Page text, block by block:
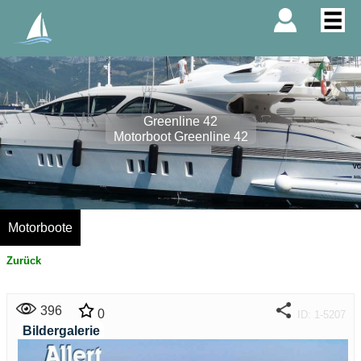
Greenline 42
Motorboot Greenline 42
Motorboote
Zurück
396 0 ID: 1-5207
Bildergalerie